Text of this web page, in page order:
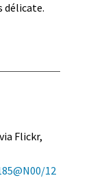
délicate.
Flickr,
12